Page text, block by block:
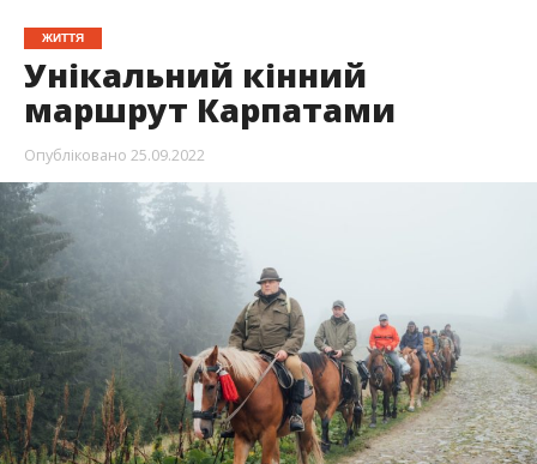
ЖИТТЯ
Унікальний кінний
маршрут Карпатами
Опубліковано 25.09.2022